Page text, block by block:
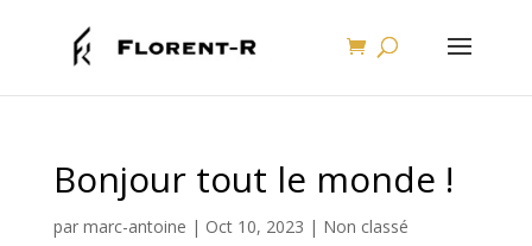
Bonjour tout le monde !
par marc-antoine | Oct 10, 2023 | Non classé